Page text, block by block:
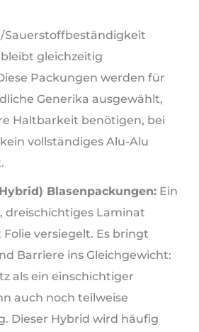
Sauerstoffbeständigkeit
gleichzeitig
Packungen werden für
Generika ausgewählt,
Haltbarkeit benötigen, bei
vollständiges Alu-Alu
Blasenpackungen: Ein
dreischichtiges Laminat
Folie versiegelt. Es bringt
Barriere ins Gleichgewicht:
als ein einschichtiger
auch noch teilweise
Dieser Hybrid wird häufig